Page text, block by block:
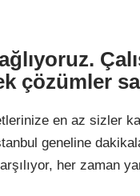
çözümler
en az sizler
geneline
her zaman